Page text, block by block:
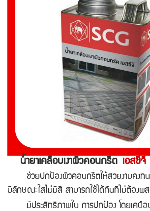
น้ำยาเคลือบเงาผิวคอนกรีต เอสซีจี
ช่วยปกป้องผิวคอนกรีตให้สวยงามคงทน
มีลักษณะใสไม่มีสี สามารถใช้ได้ทันทีไม่ต้องผ
มีประสิทธิภาพใน การปกป้อง โดยเคบือ